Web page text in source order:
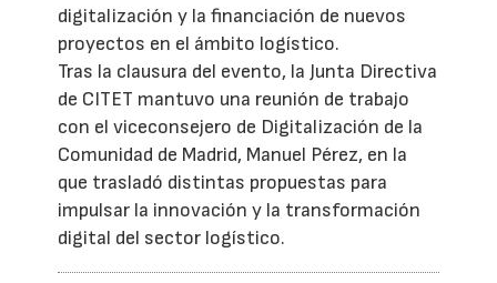
digitalización y la financiación de nuevos
proyectos en el ámbito logístico.
Tras la clausura del evento, la Junta Directiva
de CITET mantuvo una reunión de trabajo
con el viceconsejero de Digitalización de la
Comunidad de Madrid, Manuel Pérez, en la
que trasladó distintas propuestas para
impulsar la innovación y la transformación
digital del sector logístico.